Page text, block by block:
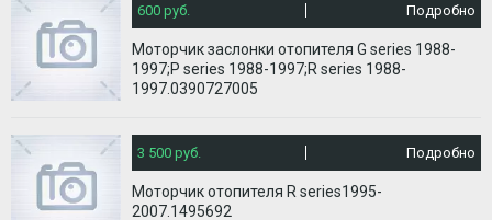
600 руб. Подробно
Моторчик заслонки отопителя G series 1988-
1997;P series 1988-1997;R series 1988-
1997.0390727005
3 500 руб. Подробно
Моторчик отопителя R series1995-
2007.1495692